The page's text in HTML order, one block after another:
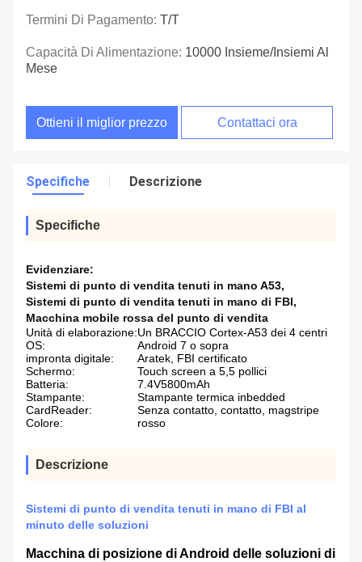
Termini Di Pagamento: T/T
Capacità Di Alimentazione: 10000 Insieme/insiemi Al
Mese
Ottieni il miglior prezzo Contattaci ora
Specifiche Descrizione
Specifiche
Evidenziare:
Sistemi di punto di vendita tenuti in mano A53,
Sistemi di punto di vendita tenuti in mano di FBI,
Macchina mobile rossa del punto di vendita
Unità di elaborazione:Un BRACCIO Cortex-A53 dei 4 centri
OS:
Android 7 o sopra
impronta digitale:
Aratek, FBI certificato
Schermo:
Touch screen a 5,5 pollici
Batteria:
7.4V5800mAh
Stampante:
Stampante termica inbedded
CardReader:
Senza contatto, contatto, magstripe
Colore:
rosso
Descrizione
Sistemi di punto di vendita tenuti in mano di FBI al
minuto delle soluzioni
Macchina di posizione di Android delle soluzioni di